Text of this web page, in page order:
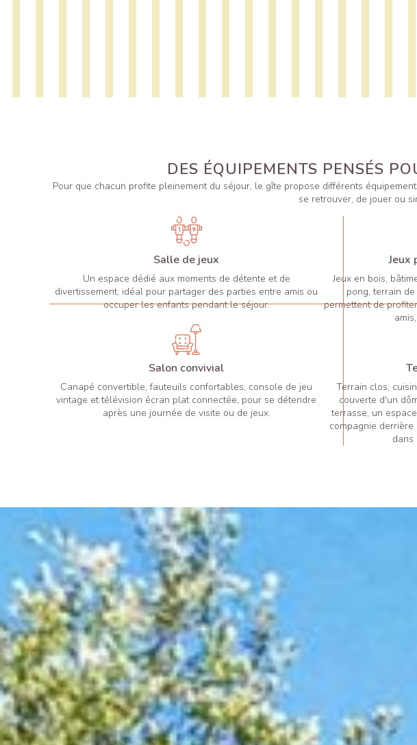
DES ÉQUIPEMENTS PENSÉS
Pour que chacun profite pleinement du séjour, le gîte propose différents
se retrouver, de jouer ou
Salle de jeux
Un espace dédié aux moments de détente et de
divertissement, idéal pour partager des parties entre amis ou
occuper les enfants pendant le séjour.
Jeux
Jeux en bois,
pong, terrain
permettent de
Salon convivial
Canapé convertible, fauteuils confortables, console de jeu
vintage et télévision écran plat connectée, pour se détendre
après une journée de visite ou de jeux.
Terrain clos,
couverte d'un
terrasse, un
compagnie
dans